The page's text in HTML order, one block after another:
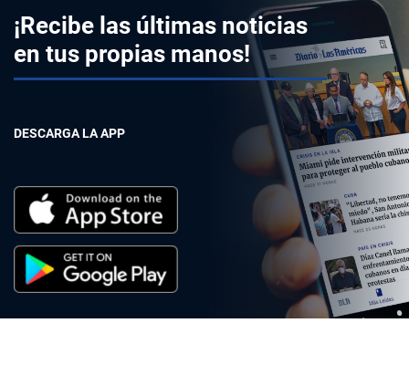
¡Recibe las últimas noticias
en tus propias manos!
DESCARGA LA APP